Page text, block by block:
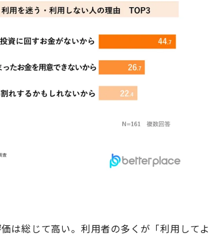
は総じて高い。利用者の多くが「利用してよ